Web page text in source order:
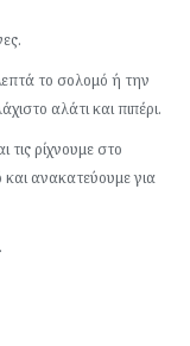
το σολομό ή την
αλάτι και πιπέρι.
τις ρίχνουμε στο
ανακατεύουμε για